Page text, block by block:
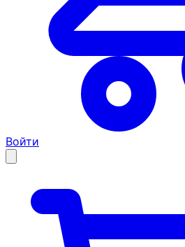
Войти